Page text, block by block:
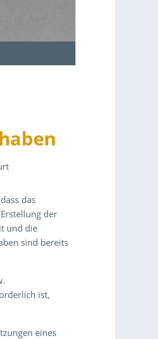
das
der
und die
sind bereits
ist,
eines